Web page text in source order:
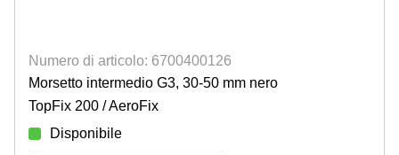
Numero di articolo: 6700400126
Morsetto intermedio G3, 30-50 mm nero
TopFix 200 / AeroFix
Disponibile